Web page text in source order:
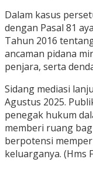
Dalam kasus
dengan Pasal 81
Tahun 2016
ancaman pidana
penjara, serta
Sidang mediasi
Agustus 2025.
penegak hukum
memberi ruang
berpotensi
keluarganya. (Hms